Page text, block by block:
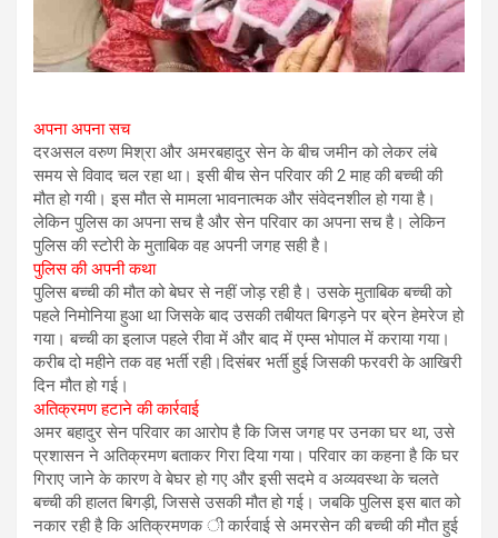
अपना अपना सच
दरअसल वरुण मिश्रा और अमरबहादुर सेन के बीच जमीन को लेकर लंबे
समय से विवाद चल रहा था। इसी बीच सेन परिवार की 2 माह की बच्ची की
मौत हो गयी। इस मौत से मामला भावनात्मक और संवेदनशील हो गया है।
लेकिन पुलिस का अपना सच है और सेन परिवार का अपना सच है। लेकिन
पुलिस की स्टोरी के मुताबिक वह अपनी जगह सही है।
पुलिस की अपनी कथा
पुलिस बच्ची की मौत को बेघर से नहीं जोड़ रही है। उसके मुताबिक बच्ची को
पहले निमोनिया हुआ था जिसके बाद उसकी तबीयत बिगड़ने पर ब्रेन हेमरेज हो
गया। बच्ची का इलाज पहले रीवा में और बाद में एम्स भोपाल में कराया गया।
करीब दो महीने तक वह भर्ती रही।दिसंबर भर्ती हुई जिसकी फरवरी के आखिरी
दिन मौत हो गई।
अतिक्रमण हटाने की कार्रवाई
अमर बहादुर सेन परिवार का आरोप है कि जिस जगह पर उनका घर था, उसे
प्रशासन ने अतिक्रमण बताकर गिरा दिया गया। परिवार का कहना है कि घर
गिराए जाने के कारण वे बेघर हो गए और इसी सदमे व अव्यवस्था के चलते
बच्ची की हालत बिगड़ी, जिससे उसकी मौत हो गई। जबकि पुलिस इस बात को
नकार रही है कि अतिक्रमणक ी कार्रवाई से अमरसेन की बच्ची की मौत हुई